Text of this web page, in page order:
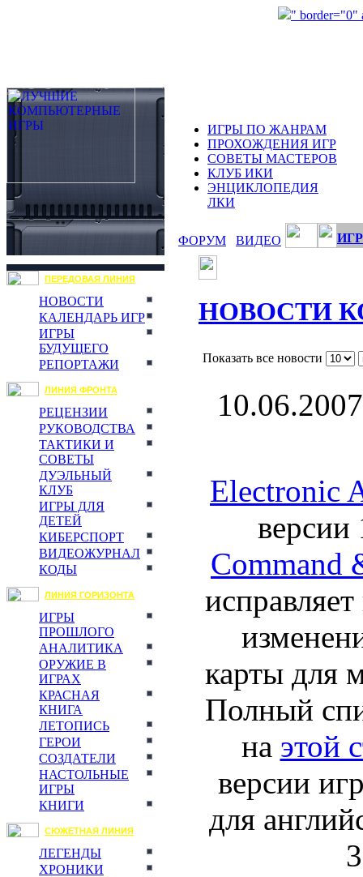
" border="0"
ИГРЫ ПО ЖАНРАМ
ПРОХОЖДЕНИЯ ИГР
СОВЕТЫ МАСТЕРОВ
КЛУБ ИКИ
ЭНЦИКЛОПЕДИЯ
ЛКИ
ФОРУМ ВИДЕО
ПЕРЕДОВАЯ ЛИНИЯ
НОВОСТИ
КАЛЕНДАРЬ ИГР
ИГРЫ
БУДУЩЕГО
РЕПОРТАЖИ
ЛИНИЯ ФРОНТА
РЕЦЕНЗИИ
РУКОВОДСТВА
ТАКТИКИ И
СОВЕТЫ
ДУЭЛЬНЫЙ
КЛУБ
ИГРЫ ДЛЯ
ДЕТЕЙ
КИБЕРСПОРТ
ВИДЕОЖУРНАЛ
КОДЫ
ЛИНИЯ ГОРИЗОНТА
ИГРЫ
ПРОШЛОГО
АНАЛИТИКА
ОРУЖИЕ В
ИГРАХ
КРАСНАЯ
КНИГА
ЛЕТОПИСЬ
ГЕРОИ
СОЗДАТЕЛИ
НАСТОЛЬНЫЕ
ИГРЫ
КНИГИ
СЮЖЕТНАЯ ЛИНИЯ
ЛЕГЕНДЫ
ХРОНИКИ
НОВОСТИ
Показать все новости
10.06.2007
Electronic
версии
Command
карты для
Полный
на этой
версии
для